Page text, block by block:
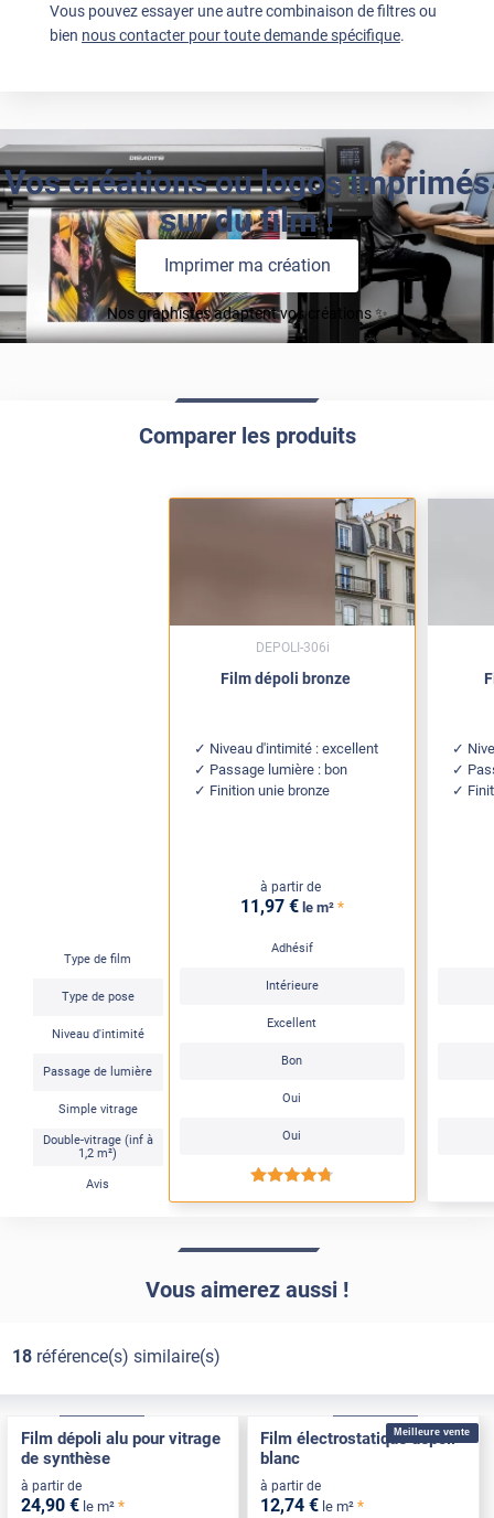
Vous pouvez essayer une autre combinaison de filtres ou
bien nous contacter pour toute demande spécifique.
Vos créations ou logos imprimés
sur du film !
Imprimer ma création
Nos graphistes adaptent vos créations ✨
Comparer les produits
Type de film
Type de pose
Niveau d'intimité
Passage de lumière
Simple vitrage
Double-vitrage (inf à
1,2 m²)
Avis
Film dépoli bronze
Niveau d'intimité : excellent
Passage lumière : bon
Finition unie bronze
à partir de
11,97 € le m² *
Adhésif
Intérieure
Excellent
Bon
Oui
Oui
*****
DEPOLI-306i
Vous aimerez aussi !
18référence(s) similaire(s)
Film dépoli alu pour vitrage
de synthèse
à partir de
24,90 € le m² *
Meilleure vente
Film électrostatique dépoli
blanc
à partir de
12,74 € le m² *